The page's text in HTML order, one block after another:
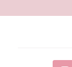
Todas las